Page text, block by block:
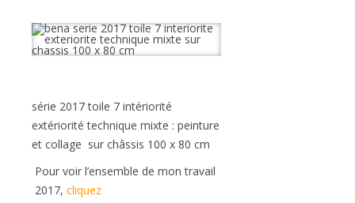
série 2017 toile 7 intériorité
extériorité technique mixte : peinture
et collage sur châssis 100 x 80 cm
Pour voir l’ensemble de mon travail
2017, cliquez